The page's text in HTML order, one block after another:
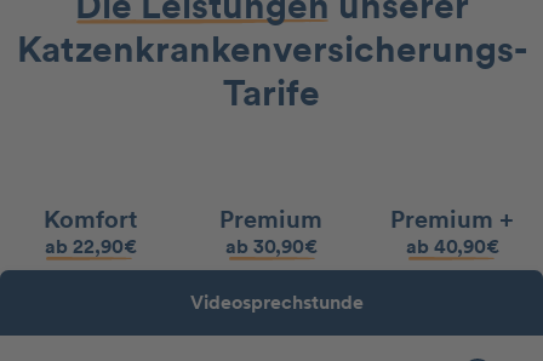
Katzenkranken­versicherungs-
Tarife
Komfort
ab 22,90€
Premium
ab 30,90€
Premium +
ab 40,90€
Videosprechstunde